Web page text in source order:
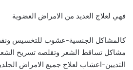
فهي لعلاج العديد من الامراض العضوية
كالمشاكل الجنسية-عشوب للتخسيس
مشاكل تساقط الشعر وتقلصه تسريح
الثديين-اعشاب لعلاج جميع الامراض